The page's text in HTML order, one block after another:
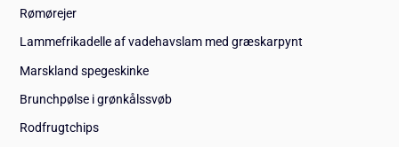
Rømørejer
Lammefrikadelle af vadehavslam med græskarpynt
Marskland spegeskinke
Brunchpølse i grønkålssvøb
Rodfrugtchips